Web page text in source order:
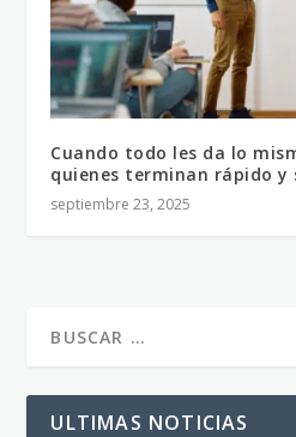
Cuando todo les da lo
quienes terminan rápido y
septiembre 23, 2025
ULTIMAS NOTICIAS